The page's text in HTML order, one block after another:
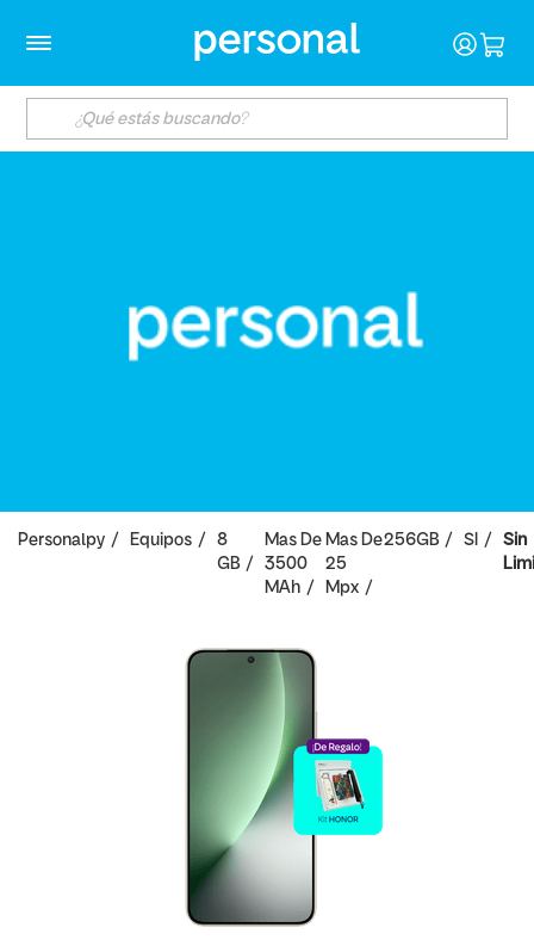
Personalpy Equipos
8
GB
Mas De
3500
MAh
Mas De
25
Mpx
256GB SI
Sin